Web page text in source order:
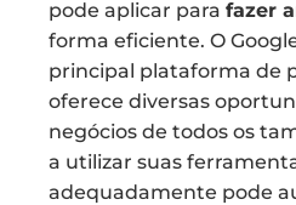
pode aplicar para fazer
forma eficiente. O
principal plataforma de
oferece diversas
negócios de todos os
a utilizar suas
adequadamente pode